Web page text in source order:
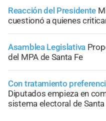
Reacción del Presidente
cuestionó a quienes
Asamblea Legislativa
del MPA de Santa Fe
Con tratamiento
Diputados empieza en
sistema electoral de Santa